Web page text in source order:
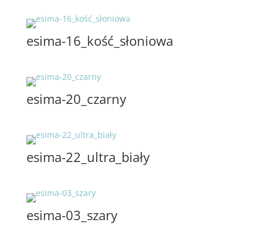
esima-16_kość_słoniowa
esima-20_czarny
esima-22_ultra_biały
esima-03_szary